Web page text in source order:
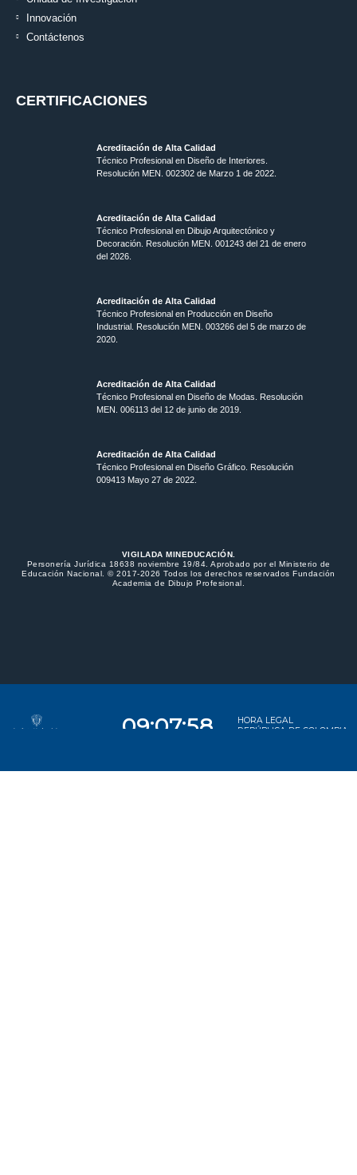
Innovación
Contáctenos
CERTIFICACIONES
Acreditación de Alta Calidad
Técnico Profesional en Diseño de Interiores.
Resolución MEN. 002302 de Marzo 1 de 2022.
Acreditación de Alta Calidad
Técnico Profesional en Dibujo Arquitectónico y
Decoración. Resolución MEN. 001243 del 21 de enero
del 2026.
Acreditación de Alta Calidad
Técnico Profesional en Producción en Diseño
Industrial. Resolución MEN. 003266 del 5 de marzo de
2020.
Acreditación de Alta Calidad
Técnico Profesional en Diseño de Modas. Resolución
MEN. 006113 del 12 de junio de 2019.
Acreditación de Alta Calidad
Técnico Profesional en Diseño Gráfico. Resolución
009413 Mayo 27 de 2022.
VIGILADA MINEDUCACIÓN.
Personería Jurídica 18638 noviembre 19/84. Aprobado por el Ministerio de
Educación Nacional. © 2017-2026 Todos los derechos reservados Fundación
Academia de Dibujo Profesional.